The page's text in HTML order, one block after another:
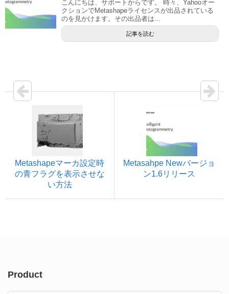
こんにちは、サポートからです。 時々、Yahooオー
クションでMetashapeライセンスが出品されている
のを見かけます。その出品者は...
記事を読む
Metashapeマーカ設定時
の青フラグを表示させな
い方法
Metasahpe Newバージョ
ン1.6リリース
Product